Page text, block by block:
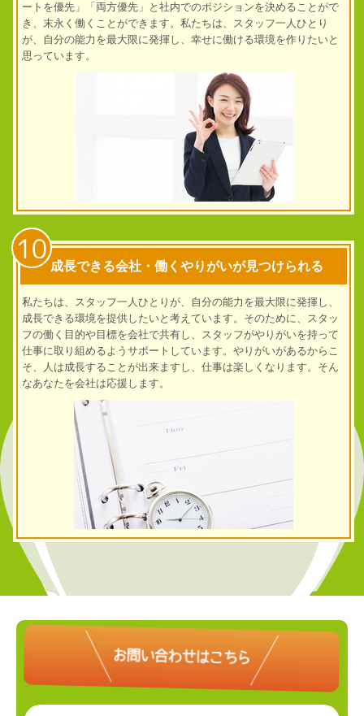
ートを優先」「両方優先」と社内でのポジションを決めることがで
き、末永く働くことができます。 私たちは、スタッフ一人ひとり
が、自分の能力を最大限に発揮し、幸せに働ける環境を作りたいと
思っています。
10
成長できる会社・働くやりがいが見つけられる
私たちは、スタッフ一人ひとりが、自分の能力を最大限に発揮し、
成長できる環境を提供したいと考えています。そのために、スタッ
フの働く目的や目標を会社で共有し、スタッフがやりがいを持って
仕事に取り組めるようサポートしています。 やりがいがあるからこ
そ、人は成長することが出来ますし、仕事は楽しくなります。そん
なあなたを会社は応援します。
お問い合わせはこちら